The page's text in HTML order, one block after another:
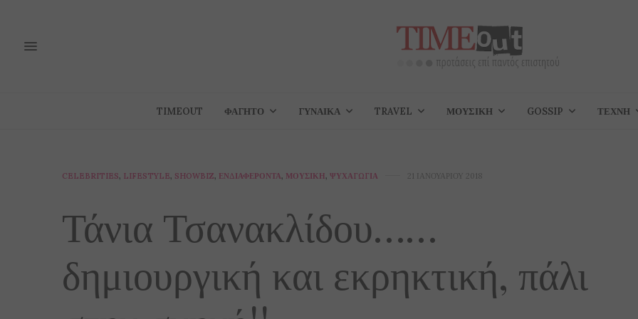
TIMEOUT ΦΑΓΗΤΌ ΓΥΝΑΊΚΑ TRAVEL ΜΟΥΣΙΚΉ GOSSIP ΤΈΧΝΗ
CELEBRITIES, LIFESTYLE, SHOWBIZ, ΕΝΔΙΑΦΈΡΟΝΤΑ, ΜΟΥΣΙΚΉ, ΨΥΧΑΓΩΓΊΑ 21 ΙΑΝΟΥΑΡΊΟΥ 2018
Τάνια Τσανακλίδου……
δημιουργική και εκρηκτική, πάλι